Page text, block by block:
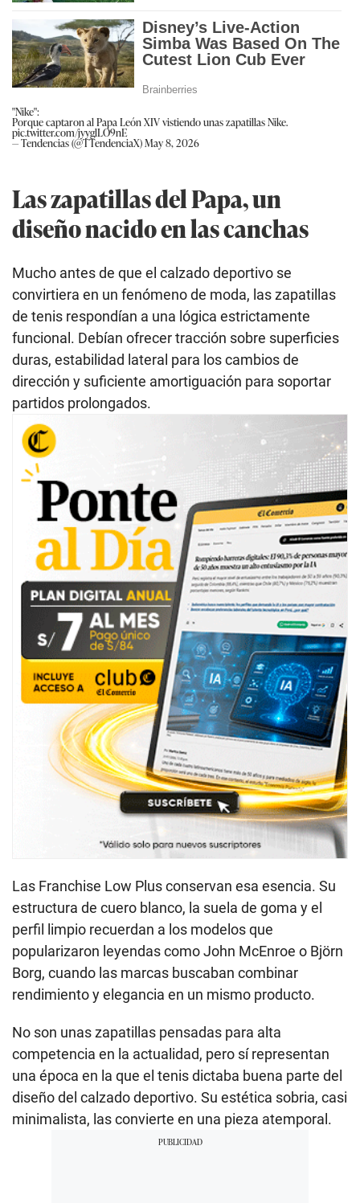
"Nike":
Porque captaron al Papa León XIV vistiendo unas zapatillas Nike.
pic.twitter.com/jyyglLO9nE
— Tendencias (@TTendenciaX)May 8, 2026
Las zapatillas del Papa, un
diseño nacido en las canchas
Mucho antes de que el calzado deportivo se
convirtiera en un fenómeno de moda, las zapatillas
de tenis respondían a una lógica estrictamente
funcional. Debían ofrecer tracción sobre superficies
duras, estabilidad lateral para los cambios de
dirección y suficiente amortiguación para soportar
partidos prolongados.
Las Franchise Low Plus conservan esa esencia. Su
estructura de cuero blanco, la suela de goma y el
perfil limpio recuerdan a los modelos que
popularizaron leyendas como John McEnroe o Björn
Borg, cuando las marcas buscaban combinar
rendimiento y elegancia en un mismo producto.
No son unas zapatillas pensadas para alta
competencia en la actualidad, pero sí representan
una época en la que el tenis dictaba buena parte del
diseño del calzado deportivo. Su estética sobria, casi
minimalista, las convierte en una pieza atemporal.